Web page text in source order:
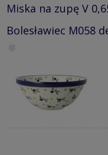
Miska na zupę V
Bolesławiec M058